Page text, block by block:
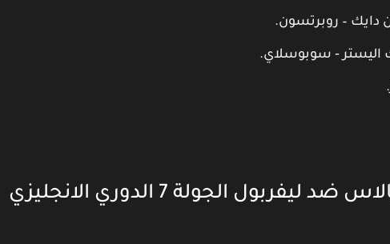
دايك – روبرتسون.
اليستر ‐ سوبوسلاي.
الجولة 7 الدوري الانجليزي